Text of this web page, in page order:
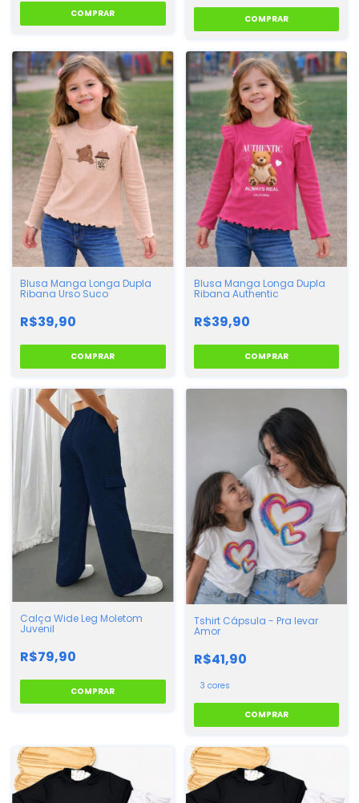
COMPRAR
COMPRAR
Blusa Manga Longa Dupla
Ribana Urso Suco
R$39,90
COMPRAR
Blusa Manga Longa Dupla
Ribana Authentic
R$39,90
COMPRAR
Calça Wide Leg Moletom
Juvenil
R$79,90
COMPRAR
Tshirt Cápsula - Pra levar
Amor
R$41,90
3 cores
COMPRAR